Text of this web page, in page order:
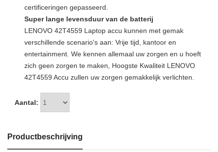
certificeringen gepasseerd.
Super lange levensduur van de batterij
LENOVO 42T4559 Laptop accu kunnen met gemak
verschillende scenario's aan: Vrije tijd, kantoor en
entertainment. We kennen allemaal uw zorgen en u hoeft
zich geen zorgen te maken, Hoogste Kwaliteit LENOVO
42T4559 Accu zullen uw zorgen gemakkelijk verlichten.
Aantal:
Productbeschrijving